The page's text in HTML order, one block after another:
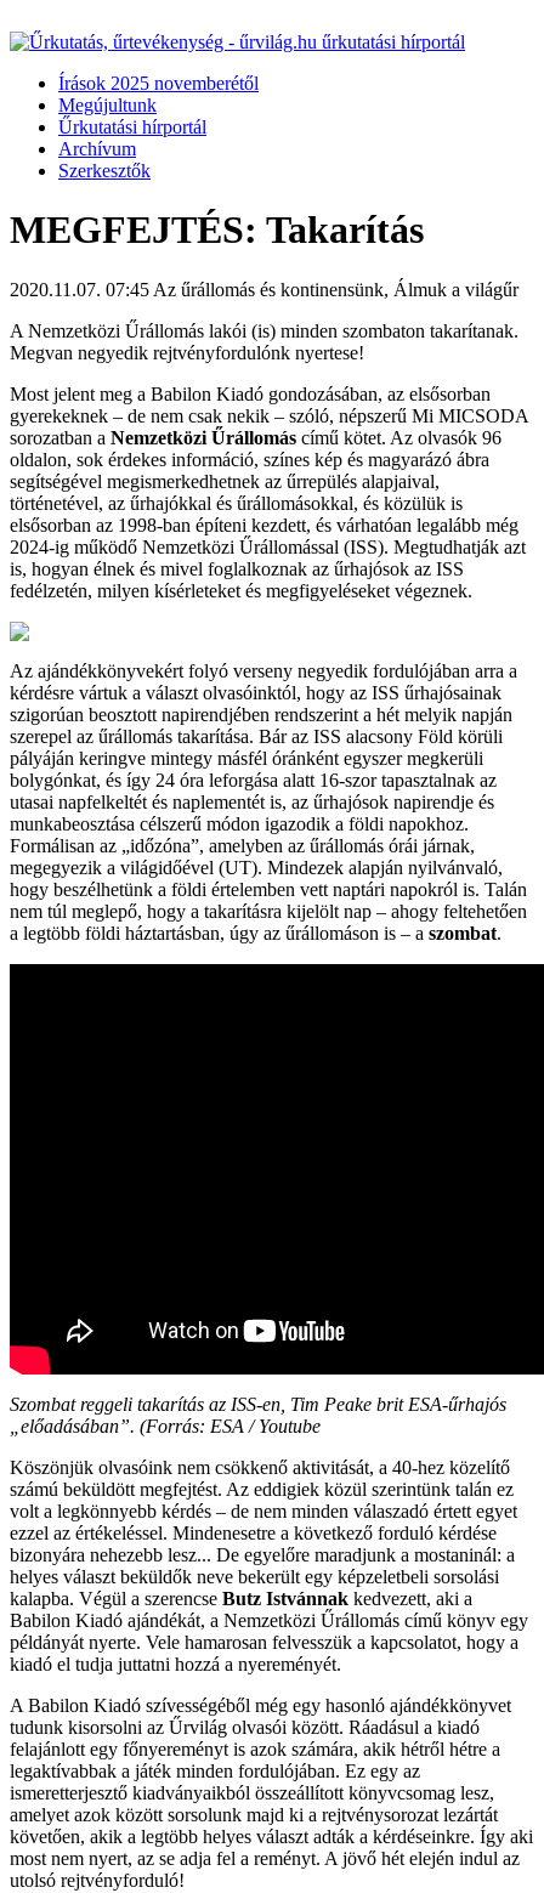
Írások 2025 novemberétől
Megújultunk
Űrkutatási hírportál
Archívum
Szerkesztők
MEGFEJTÉS: Takarítás
2020.11.07. 07:45 Az űrállomás és kontinensünk, Álmuk a világűr
A Nemzetközi Űrállomás lakói (is) minden szombaton takarítanak.
Megvan negyedik rejtvényfordulónk nyertese!
Most jelent meg a Babilon Kiadó gondozásában, az elsősorban
gyerekeknek – de nem csak nekik – szóló, népszerű Mi MICSODA
sorozatban a Nemzetközi Űrállomás című kötet. Az olvasók 96
oldalon, sok érdekes információ, színes kép és magyarázó ábra
segítségével megismerkedhetnek az űrrepülés alapjaival,
történetével, az űrhajókkal és űrállomásokkal, és közülük is
elsősorban az 1998-ban építeni kezdett, és várhatóan legalább még
2024-ig működő Nemzetközi Űrállomással (ISS). Megtudhatják azt
is, hogyan élnek és mivel foglalkoznak az űrhajósok az ISS
fedélzetén, milyen kísérleteket és megfigyeléseket végeznek.
Az ajándékkönyvekért folyó verseny negyedik fordulójában arra a
kérdésre vártuk a választ olvasóinktól, hogy az ISS űrhajósainak
szigorúan beosztott napirendjében rendszerint a hét melyik napján
szerepel az űrállomás takarítása. Bár az ISS alacsony Föld körüli
pályáján keringve mintegy másfél óránként egyszer megkerüli
bolygónkat, és így 24 óra leforgása alatt 16-szor tapasztalnak az
utasai napfelkeltét és naplementét is, az űrhajósok napirendje és
munkabeosztása célszerű módon igazodik a földi napokhoz.
Formálisan az „időzóna”, amelyben az űrállomás órái járnak,
megegyezik a világidőével (UT). Mindezek alapján nyilvánvaló,
hogy beszélhetünk a földi értelemben vett naptári napokról is. Talán
nem túl meglepő, hogy a takarításra kijelölt nap – ahogy feltehetően
a legtöbb földi háztartásban, úgy az űrállomáson is – a szombat.
Szombat reggeli takarítás az ISS-en, Tim Peake brit ESA-űrhajós
„előadásában”. (Forrás: ESA / Youtube
Köszönjük olvasóink nem csökkenő aktivitását, a 40-hez közelítő
számú beküldött megfejtést. Az eddigiek közül szerintünk talán ez
volt a legkönnyebb kérdés – de nem minden válaszadó értett egyet
ezzel az értékeléssel. Mindenesetre a következő forduló kérdése
bizonyára nehezebb lesz... De egyelőre maradjunk a mostaninál: a
helyes választ beküldők neve bekerült egy képzeletbeli sorsolási
kalapba. Végül a szerencse Butz Istvánnak kedvezett, aki a
Babilon Kiadó ajándékát, a Nemzetközi Űrállomás című könyv egy
példányát nyerte. Vele hamarosan felvesszük a kapcsolatot, hogy a
kiadó el tudja juttatni hozzá a nyereményét.
A Babilon Kiadó szívességéből még egy hasonló ajándékkönyvet
tudunk kisorsolni az Űrvilág olvasói között. Ráadásul a kiadó
felajánlott egy főnyereményt is azok számára, akik hétről hétre a
legaktívabbak a játék minden fordulójában. Ez egy az
ismeretterjesztő kiadványaikból összeállított könyvcsomag lesz,
amelyet azok között sorsolunk majd ki a rejtvénysorozat lezártát
követően, akik a legtöbb helyes választ adták a kérdéseinkre. Így aki
most nem nyert, az se adja fel a reményt. A jövő hét elején indul az
utolsó rejtvényforduló!